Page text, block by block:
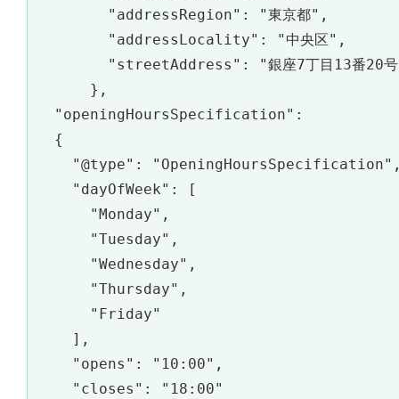
        "addressRegion": "東京都",
        "addressLocality": "中央区",
"streetAddress": "銀座7丁目13番20号
      },
  "openingHoursSpecification":
  {
"@type":
    "dayOfWeek": [
      "Monday",
      "Tuesday",
      "Wednesday",
      "Thursday",
      "Friday"
    ],
    "opens": "10:00",
    "closes": "18:00"